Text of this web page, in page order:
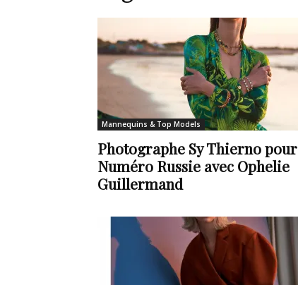
style
de
Numéro
Mannequins & Top Models
Photographe Sy Thierno pour
Numéro Russie avec Ophelie
Guillermand